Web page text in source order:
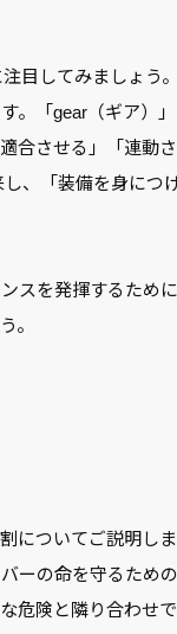
目してみましょう
「gear（ギア）
合させる」「連動
、「装備を身につ
スを発揮するため
。
についてご説明しま
の命を守るため
危険と隣り合わせ